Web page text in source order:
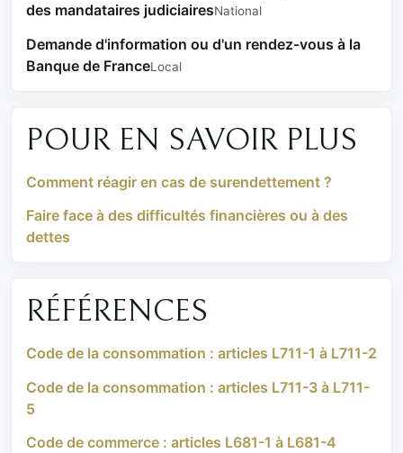
des mandataires judiciairesNational
Demande d'information ou d'un rendez-vous à la
Banque de FranceLocal
POUR EN SAVOIR PLUS
Comment réagir en cas de surendettement ?
Faire face à des difficultés financières ou à des
dettes
RÉFÉRENCES
Code de la consommation : articles L711-1 à L711-2
Code de la consommation : articles L711-3 à L711-
5
Code de commerce : articles L681-1 à L681-4